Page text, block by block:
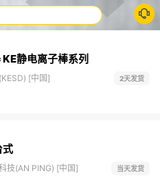
静电离子棒系列
[中国] 2天发货
式
技(AN PING) [中国] 当天发货